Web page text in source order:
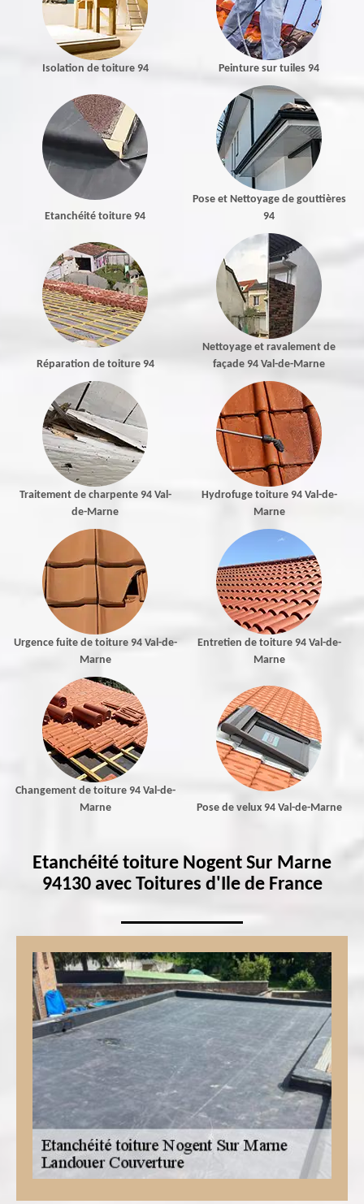
Isolation de toiture 94 Peinture sur tuiles 94
Etanchéité toiture 94
Pose et Nettoyage de gouttières
94
Réparation de toiture 94
Nettoyage et ravalement de
façade 94 Val-de-Marne
Traitement de charpente 94 Val-
de-Marne
Hydrofuge toiture 94 Val-de-
Marne
Urgence fuite de toiture 94 Val-de-
Marne
Entretien de toiture 94 Val-de-
Marne
Changement de toiture 94 Val-de-
Marne
Pose de velux 94 Val-de-Marne
Etanchéité toiture Nogent Sur Marne
94130 avec Toitures d'Ile de France